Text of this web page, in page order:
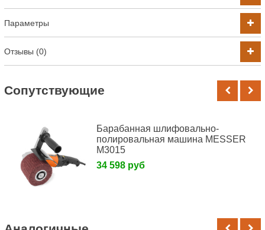
Параметры
Отзывы (0)
Cопутствующие
Барабанная шлифовально-
полировальная машина MESSER
M3015
34 598 руб